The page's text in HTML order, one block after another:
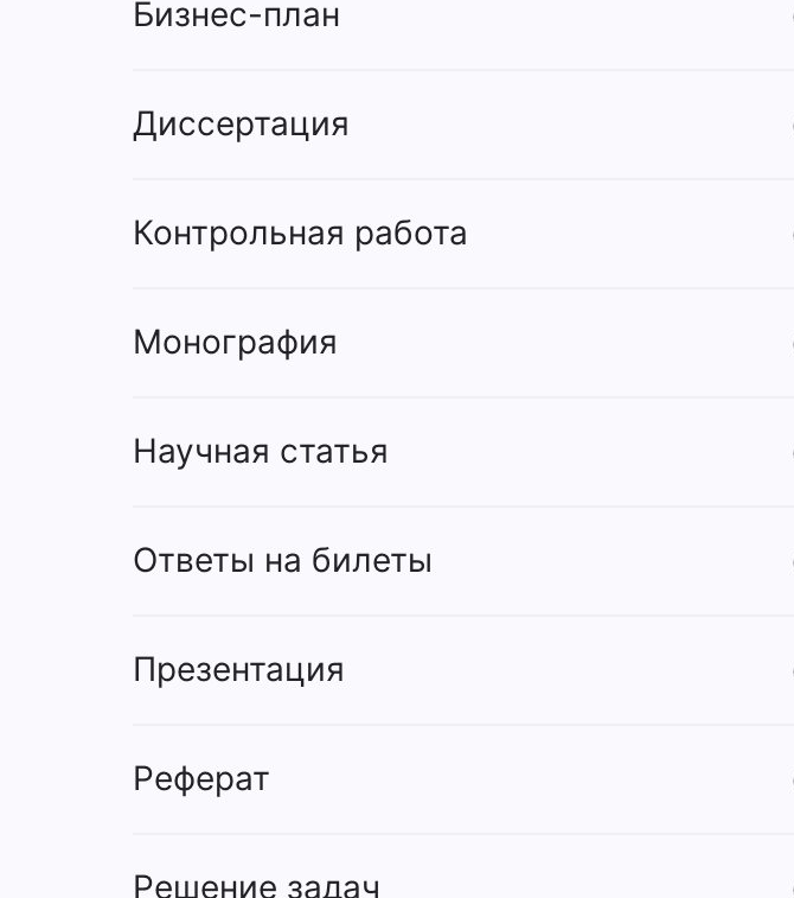
Бизнес-план
Диссертация
Контрольная работа
Монография
Научная статья
Ответы на билеты
Презентация
Реферат
Решение задач